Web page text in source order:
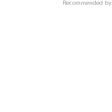
Recommended by